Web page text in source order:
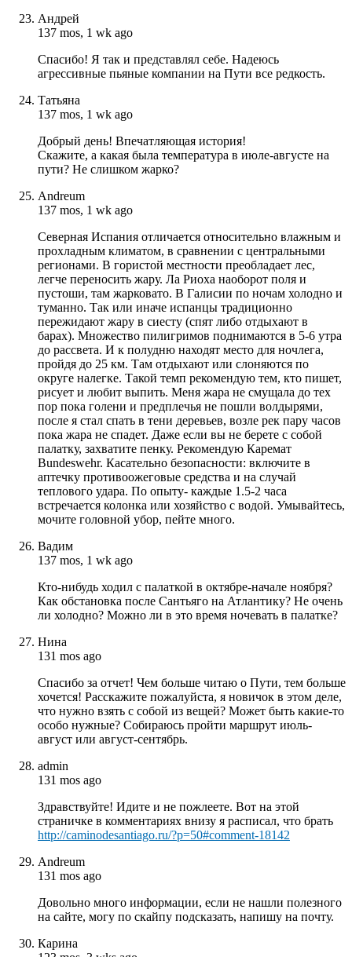
Андрей
137 mos, 1 wk ago
Спасибо! Я так и представлял себе. Надеюсь
агрессивные пьяные компании на Пути все редкость.
Татьяна
137 mos, 1 wk ago
Добрый день! Впечатляющая история!
Скажите, а какая была температура в июле-августе на
пути? Не слишком жарко?
Andreum
137 mos, 1 wk ago
Северная Испания отличается относительно влажным и
прохладным климатом, в сравнении с центральными
регионами. В гористой местности преобладает лес,
легче переносить жару. Ла Риоха наоборот поля и
пустоши, там жарковато. В Галисии по ночам холодно и
туманно. Так или иначе испанцы традиционно
пережидают жару в сиесту (спят либо отдыхают в
барах). Множество пилигримов поднимаются в 5-6 утра
до рассвета. И к полудню находят место для ночлега,
пройдя до 25 км. Там отдыхают или слоняются по
округе налегке. Такой темп рекомендую тем, кто пишет,
рисует и любит выпить. Меня жара не смущала до тех
пор пока голени и предплечья не пошли волдырями,
после я стал спать в тени деревьев, возле рек пару часов
пока жара не спадет. Даже если вы не берете с собой
палатку, захватите пенку. Рекомендую Каремат
Bundeswehr. Касательно безопасности: включите в
аптечку противоожеговые средства и на случай
теплового удара. По опыту- каждые 1.5-2 часа
встречается колонка или хозяйство с водой. Умывайтесь,
мочите головной убор, пейте много.
Вадим
137 mos, 1 wk ago
Кто-нибудь ходил с палаткой в октябре-начале ноября?
Как обстановка после Сантьяго на Атлантику? Не очень
ли холодно? Можно ли в это время ночевать в палатке?
Нина
131 mos ago
Спасибо за отчет! Чем больше читаю о Пути, тем больше
хочется! Расскажите пожалуйста, я новичок в этом деле,
что нужно взять с собой из вещей? Может быть какие-то
особо нужные? Собираюсь пройти маршрут июль-
август или август-сентябрь.
admin
131 mos ago
Здравствуйте! Идите и не пожлеете. Вот на этой
страничке в комментариях внизу я расписал, что брать
http://caminodesantiago.ru/?p=50#comment-18142
Andreum
131 mos ago
Довольно много информации, если не нашли полезного
на сайте, могу по скайпу подсказать, напишу на почту.
Карина